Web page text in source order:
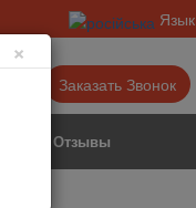
Язык
×
Заказать Звонок
Отзывы